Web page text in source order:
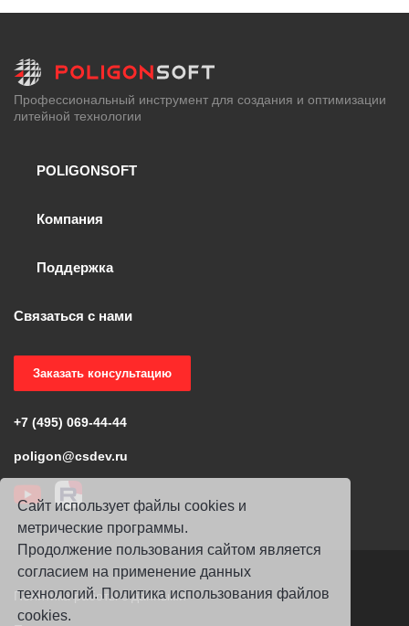
Сайт использует файлы cookies и
метрические программы.
Продолжение пользования сайтом является
согласием на применение данных
технологий. Политика использования файлов
cookies.
Профессиональный инструмент для создания и оптимизации
литейной технологии
POLIGONSOFT
Компания
Поддержка
Связаться с нами
Заказать консультацию
+7 (495) 069-44-44
poligon@csdev.ru
Политика работы с данными